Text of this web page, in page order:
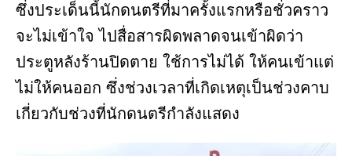
ซึ่งประเด็นนี้นักดนตรีที่มาครั้งแรกหรือชั่วคราว
จะไม่เข้าใจ ไปสื่อสารผิดพลาดจนเข้าผิดว่า
ประตูหลังร้านปิดตาย ใช้การไม่ได้ ให้คนเข้าแต่
ไม่ให้คนออก ซึ่งช่วงเวลาที่เกิดเหตุเป็นช่วงคาบ
เกี่ยวกับช่วงที่นักดนตรีกำลังแสดง